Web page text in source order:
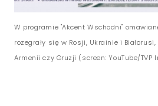
W programie "Akcent Wschodni"
rozegrały się w Rosji, Ukrainie i
Armenii czy Gruzji (screen: YouTube/TVP